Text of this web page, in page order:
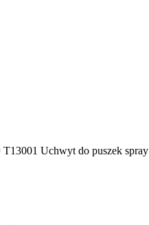
Uchwyt do puszek spray